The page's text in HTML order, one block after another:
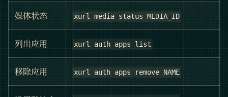
媒体状态 xurl media status MEDIA_ID
列出应用 xurl auth apps list
移除应用 xurl auth apps remove NAME